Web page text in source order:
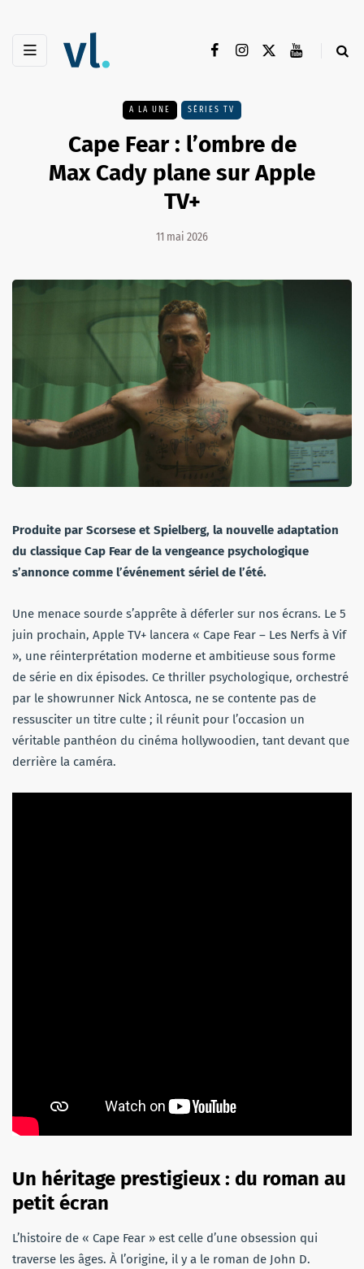
A LA UNE SÉRIES TV
Cape Fear : l’ombre de
Max Cady plane sur Apple
TV+
11 mai 2026
Produite par Scorsese et Spielberg, la nouvelle adaptation
du classique Cap Fear de la vengeance psychologique
s’annonce comme l’événement sériel de l’été.
Une menace sourde s’apprête à déferler sur nos écrans. Le 5
juin prochain, Apple TV+ lancera « Cape Fear – Les Nerfs à Vif
», une réinterprétation moderne et ambitieuse sous forme
de série en dix épisodes. Ce thriller psychologique, orchestré
par le showrunner Nick Antosca, ne se contente pas de
ressusciter un titre culte ; il réunit pour l’occasion un
véritable panthéon du cinéma hollywoodien, tant devant que
derrière la caméra.
Un héritage prestigieux : du roman au
petit écran
L’histoire de « Cape Fear » est celle d’une obsession qui
traverse les âges. À l’origine, il y a le roman de John D.